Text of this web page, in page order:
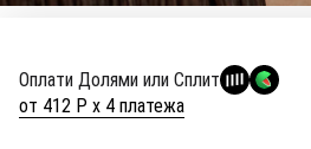
Оплати Долями или Сплит
от 412 Р х 4 платежа